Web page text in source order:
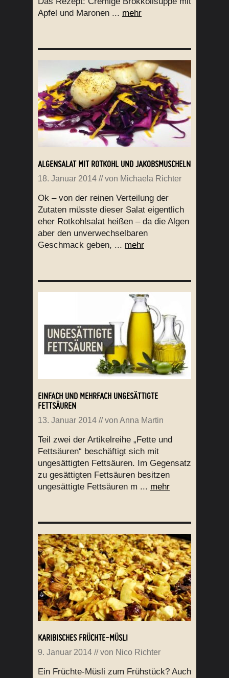
Apfel und Maronen ... mehr
ALGENSALAT MIT ROTKOHL UND JAKOBSMUSCHELN
18. Januar 2014 // von Michaela Richter
Ok – von der reinen Verteilung der
Zutaten müsste dieser Salat eigentlich
eher Rotkohlsalat heißen – da die Algen
aber den unverwechselbaren
Geschmack geben, ... mehr
EINFACH UND MEHRFACH UNGESÄTTIGTE
FETTSÄUREN
13. Januar 2014 // von Anna Martin
Teil zwei der Artikelreihe „Fette und
Fettsäuren“ beschäftigt sich mit
ungesättigten Fettsäuren. Im Gegensatz
zu gesättigten Fettsäuren besitzen
ungesättigte Fettsäuren m ... mehr
KARIBISCHES FRÜCHTE-MÜSLI
9. Januar 2014 // von Nico Richter
Ein Früchte-Müsli zum Frühstück? Auch